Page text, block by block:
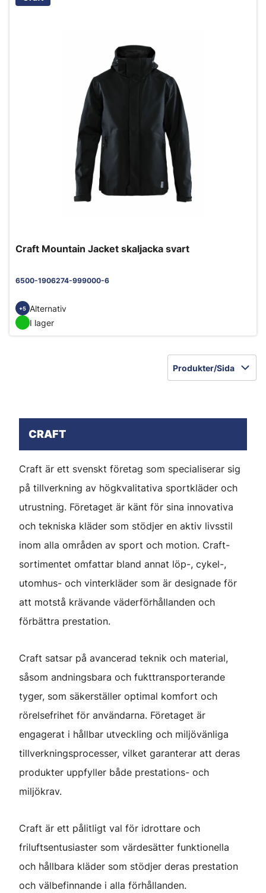
Craft Mountain Jacket skaljacka svart
6500-1906274-999000-6
+5
Alternativ
I lager
Produkter/Sida
CRAFT
Craft är ett svenskt företag som specialiserar sig
på tillverkning av högkvalitativa sportkläder och
utrustning. Företaget är känt för sina innovativa
och tekniska kläder som stödjer en aktiv livsstil
inom alla områden av sport och motion. Craft-
sortimentet omfattar bland annat löp-, cykel-,
utomhus- och vinterkläder som är designade för
att motstå krävande väderförhållanden och
förbättra prestation.
Craft satsar på avancerad teknik och material,
såsom andningsbara och fukttransporterande
tyger, som säkerställer optimal komfort och
rörelsefrihet för användarna. Företaget är
engagerat i hållbar utveckling och miljövänliga
tillverkningsprocesser, vilket garanterar att deras
produkter uppfyller både prestations- och
miljökrav.
Craft är ett pålitligt val för idrottare och
friluftsentusiaster som värdesätter funktionella
och hållbara kläder som stödjer deras prestation
och välbefinnande i alla förhållanden.